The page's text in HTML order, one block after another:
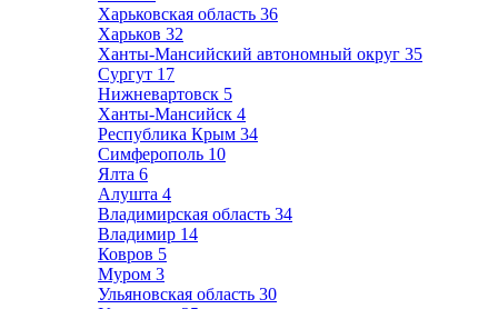
Харьковская область 36
Харьков 32
Ханты-Мансийский автономный округ 35
Сургут 17
Нижневартовск 5
Ханты-Мансийск 4
Республика Крым 34
Симферополь 10
Ялта 6
Алушта 4
Владимирская область 34
Владимир 14
Ковров 5
Муром 3
Ульяновская область 30